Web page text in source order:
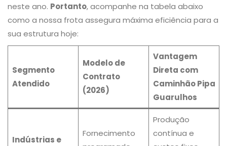
neste ano. Portanto, acompanhe na tabela abaixo
como a nossa frota assegura máxima eficiência para a
sua estrutura hoje:
Segmento
Atendido
Modelo de
Contrato
(2026)
Vantagem
Direta com
Caminhão Pipa
Guarulhos
Indústrias e
Fornecimento
Produção
contínua e